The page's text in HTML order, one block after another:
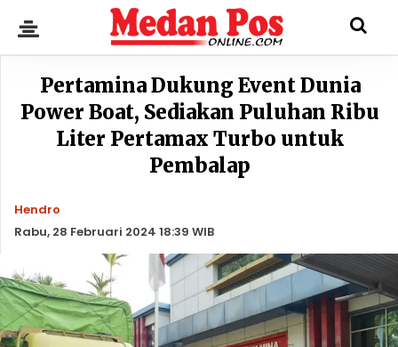
Pertamina Dukung Event Dunia
Power Boat, Sediakan Puluhan Ribu
Liter Pertamax Turbo untuk
Pembalap
Hendro
Rabu, 28 Februari 2024 18:39 WIB